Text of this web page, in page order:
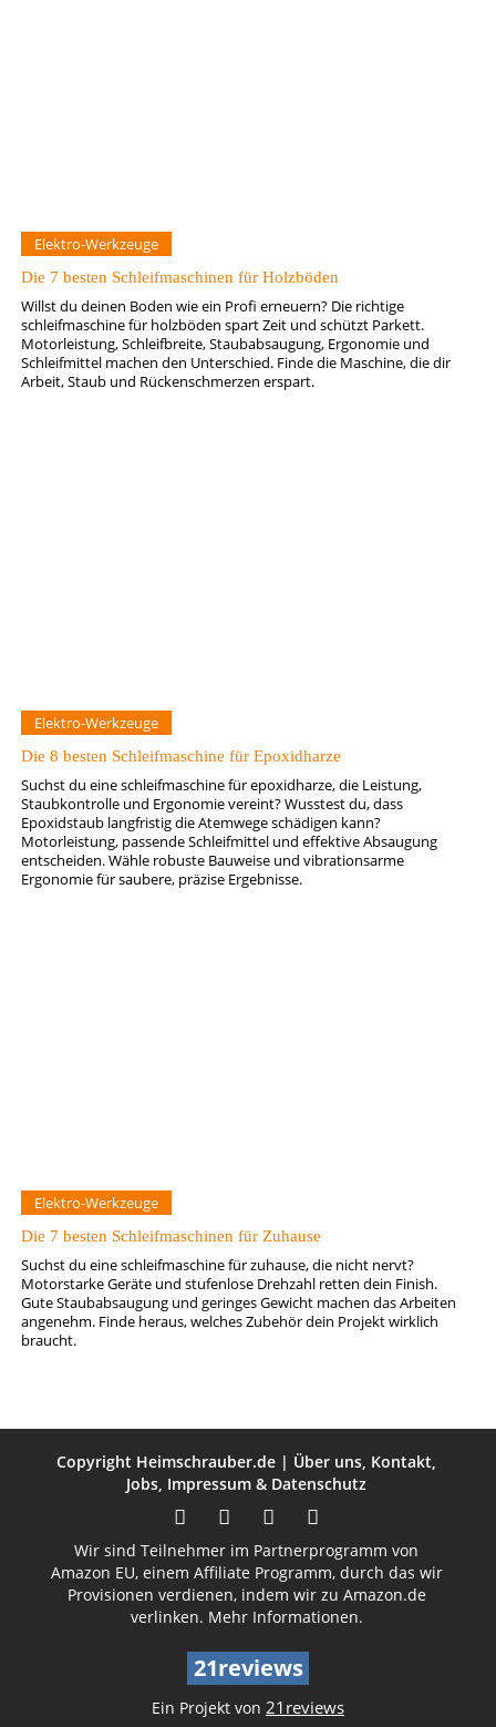
Elektro-Werkzeuge
Die 7 besten Schleifmaschinen für Holzböden
Willst du deinen Boden wie ein Profi erneuern? Die richtige
schleifmaschine für holzböden spart Zeit und schützt Parkett.
Motorleistung, Schleifbreite, Staubabsaugung, Ergonomie und
Schleifmittel machen den Unterschied. Finde die Maschine, die dir
Arbeit, Staub und Rückenschmerzen erspart.
Elektro-Werkzeuge
Die 8 besten Schleifmaschine für Epoxidharze
Suchst du eine schleifmaschine für epoxidharze, die Leistung,
Staubkontrolle und Ergonomie vereint? Wusstest du, dass
Epoxidstaub langfristig die Atemwege schädigen kann?
Motorleistung, passende Schleifmittel und effektive Absaugung
entscheiden. Wähle robuste Bauweise und vibrationsarme
Ergonomie für saubere, präzise Ergebnisse.
Elektro-Werkzeuge
Die 7 besten Schleifmaschinen für Zuhause
Suchst du eine schleifmaschine für zuhause, die nicht nervt?
Motorstarke Geräte und stufenlose Drehzahl retten dein Finish.
Gute Staubabsaugung und geringes Gewicht machen das Arbeiten
angenehm. Finde heraus, welches Zubehör dein Projekt wirklich
braucht.
Copyright Heimschrauber.de | Über uns, Kontakt,
Jobs, Impressum & Datenschutz
Wir sind Teilnehmer im Partnerprogramm von
Amazon EU, einem Affiliate Programm, durch das wir
Provisionen verdienen, indem wir zu Amazon.de
verlinken. Mehr Informationen.
21reviews
Ein Projekt von 21reviews